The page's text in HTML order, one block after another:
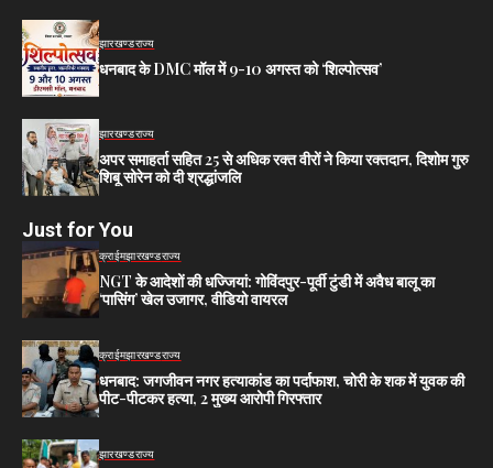
झारखण्डराज्य
धनबाद के DMC मॉल में 9-10 अगस्त को ‘शिल्पोत्सव’
झारखण्डराज्य
अपर समाहर्ता सहित 25 से अधिक रक्त वीरों ने किया रक्तदान, दिशोम गुरु
शिबू सोरेन को दी श्रद्धांजलि
Just for You
क्राईमझारखण्डराज्य
NGT के आदेशों की धज्जियां: गोविंदपुर-पूर्वी टुंडी में अवैध बालू का
‘पासिंग’ खेल उजागर, वीडियो वायरल
क्राईमझारखण्डराज्य
धनबाद: जगजीवन नगर हत्याकांड का पर्दाफाश, चोरी के शक में युवक की
पीट-पीटकर हत्या, 2 मुख्य आरोपी गिरफ्तार
झारखण्डराज्य